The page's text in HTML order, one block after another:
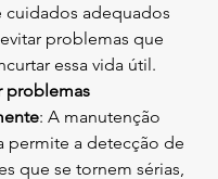
cuidados adequados
problemas que
essa vida útil.
problemas
: A manutenção
permite a detecção de
que se tornem sérias,